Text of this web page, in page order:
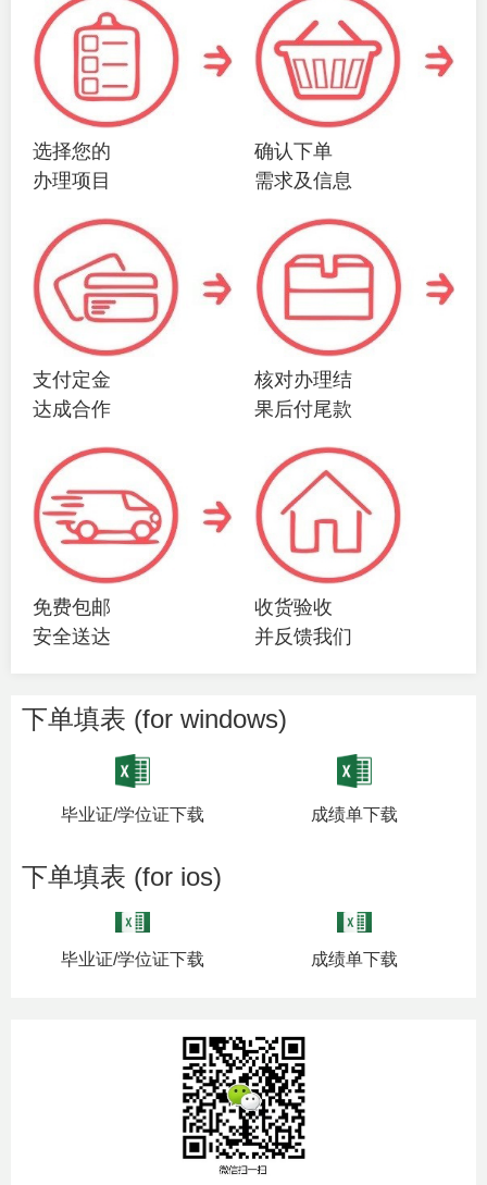
选择您的
办理项目
确认下单
需求及信息
支付定金
达成合作
核对办理结
果后付尾款
免费包邮
安全送达
收货验收
并反馈我们
下单填表 (for windows)
毕业证/学位证下载 成绩单下载
下单填表 (for ios)
毕业证/学位证下载 成绩单下载